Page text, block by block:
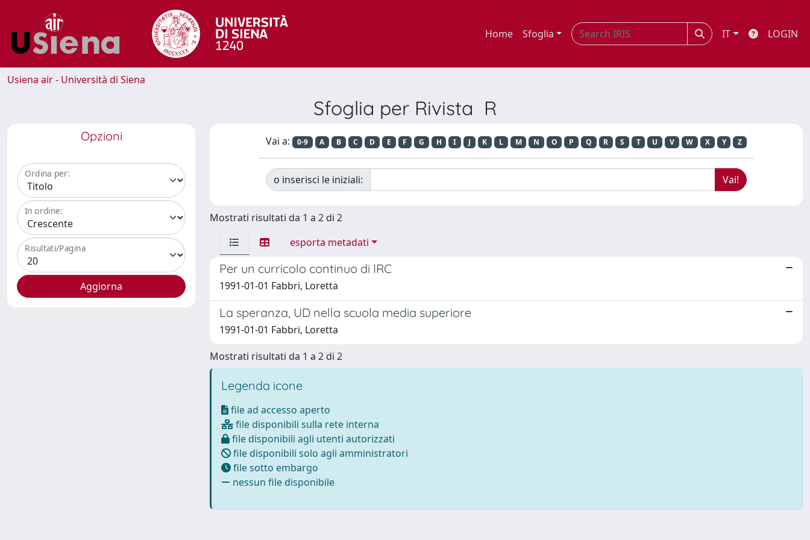
Home Sfoglia IT LOGIN
Usiena air - Università di Siena
Sfoglia per Rivista R
Opzioni
Ordina per:
In ordine:
Risultati/Pagina
Vai a: 0-9 A B C D E F G H I J K L M N O P Q R S T U V W X Y Z
o inserisci le iniziali:
Mostrati risultati da 1 a 2 di 2
esporta metadati
Per un curricolo continuo di IRC
1991-01-01 Fabbri, Loretta
La speranza, UD nella scuola media superiore
1991-01-01 Fabbri, Loretta
Mostrati risultati da 1 a 2 di 2
Legenda icone
file ad accesso aperto
file disponibili sulla rete interna
file disponibili agli utenti autorizzati
file disponibili solo agli amministratori
file sotto embargo
nessun file disponibile